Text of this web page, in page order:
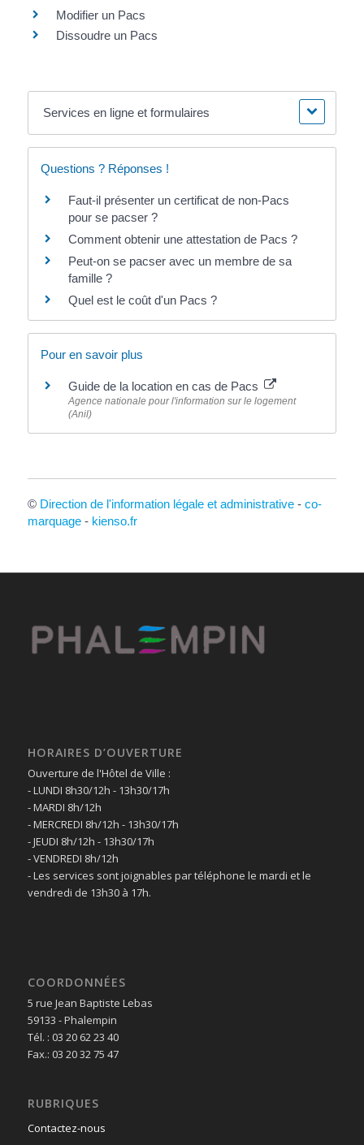
Modifier un Pacs
Dissoudre un Pacs
Services en ligne et formulaires
Questions ? Réponses !
Faut-il présenter un certificat de non-Pacs
pour se pacser ?
Comment obtenir une attestation de Pacs ?
Peut-on se pacser avec un membre de sa
famille ?
Quel est le coût d'un Pacs ?
Pour en savoir plus
Guide de la location en cas de Pacs
Agence nationale pour l'information sur le logement
(Anil)
© Direction de l'information légale et administrative- co-
marquage- kienso.fr
HORAIRES D’OUVERTURE
Ouverture de l'Hôtel de Ville :
- LUNDI 8h30/12h - 13h30/17h
- MARDI 8h/12h
- MERCREDI 8h/12h - 13h30/17h
- JEUDI 8h/12h - 13h30/17h
- VENDREDI 8h/12h
- Les services sont joignables par téléphone le mardi et le
vendredi de 13h30 à 17h.
COORDONNÉES
5 rue Jean Baptiste Lebas
59133 - Phalempin
Tél. : 03 20 62 23 40
Fax.: 03 20 32 75 47
RUBRIQUES
Contactez-nous